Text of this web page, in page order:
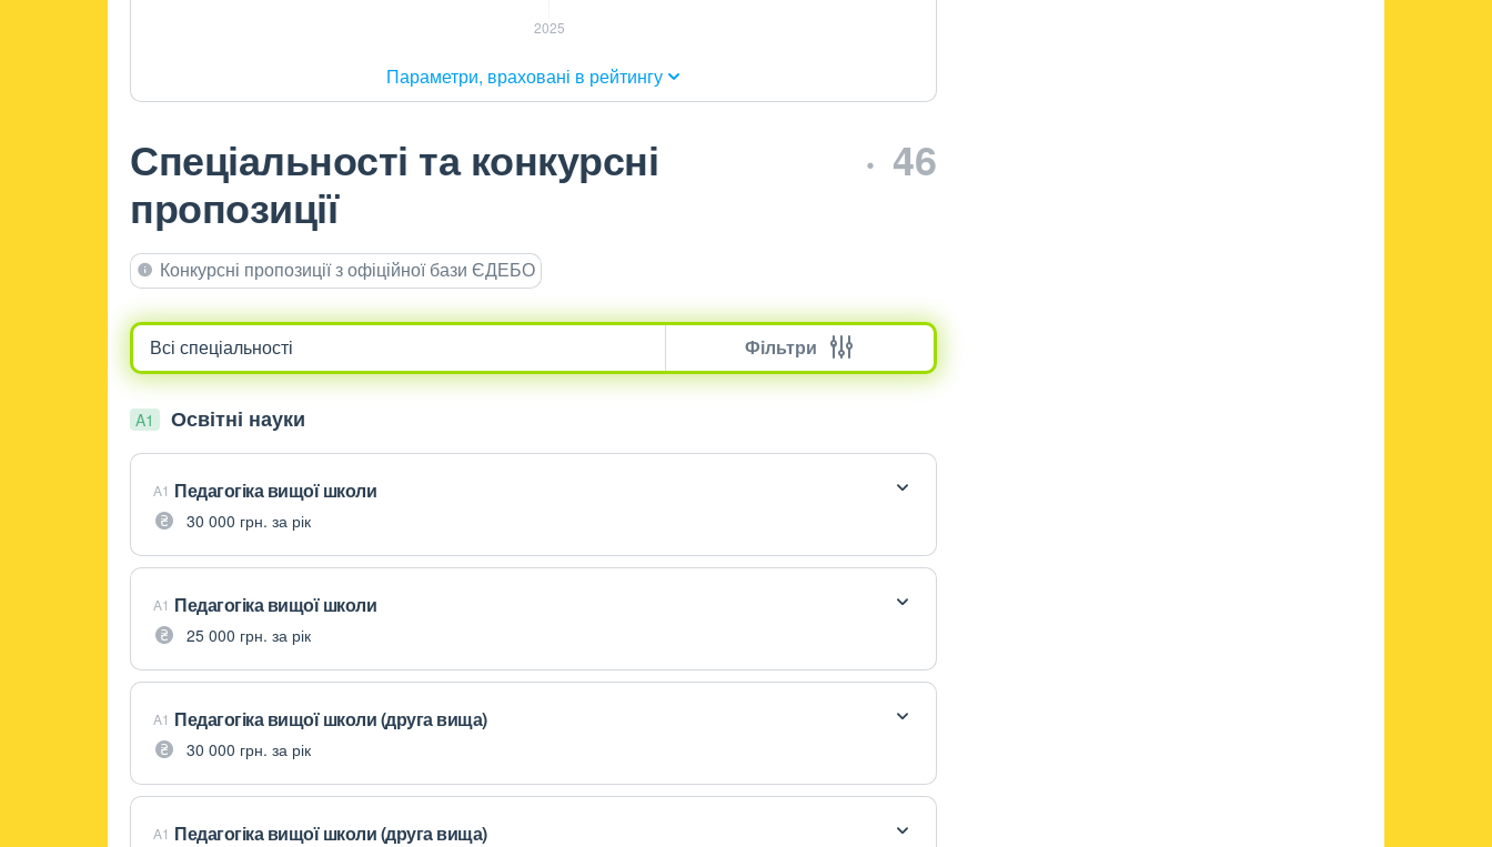
Параметри, враховані в рейтингу
Спеціальності та конкурсні
пропозиції
46
Конкурсні пропозиції з офіційної бази ЄДЕБО
Фільтри
A1 Освітні науки
A1 Педагогіка вищої школи
30 000 грн. за рік
A1 Педагогіка вищої школи
25 000 грн. за рік
A1 Педагогіка вищої школи (друга вища)
30 000 грн. за рік
A1 Педагогіка вищої школи (друга вища)